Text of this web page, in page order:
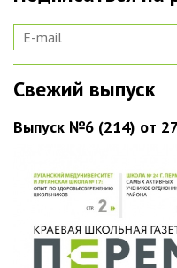
Свежий выпуск
Выпуск №6 (214) от